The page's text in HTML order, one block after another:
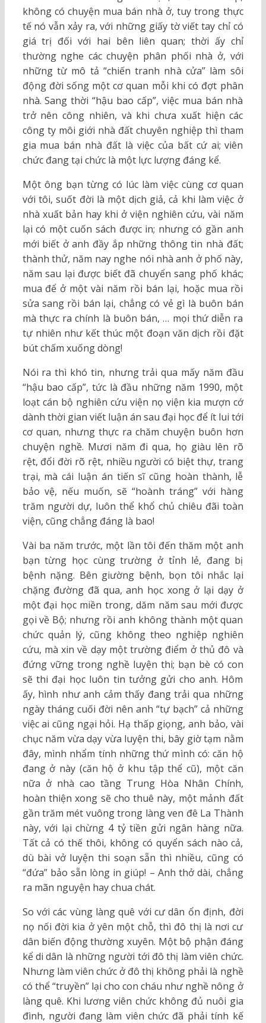
không có chuyện mua bán nhà ở, tuy trong thực
tế nó vẫn xảy ra, với những giấy tờ viết tay chỉ có
giá trị đối với hai bên liên quan; thời ấy chỉ
thường nghe các chuyện phân phối nhà ở, với
những từ mô tả “chiến tranh nhà cửa” làm sôi
động đời sống một cơ quan mỗi khi có đợt phân
nhà. Sang thời “hậu bao cấp”, việc mua bán nhà
trở nên công nhiên, và khi chưa xuất hiện các
công ty môi giới nhà đất chuyên nghiệp thì tham
gia mua bán nhà đất là việc của bất cứ ai; viên
chức đang tại chức là một lực lượng đáng kể.
Một ông bạn từng có lúc làm việc cùng cơ quan
với tôi, suốt đời là một dịch giả, cả khi làm việc ở
nhà xuất bản hay khi ở viện nghiên cứu, vài năm
lại có một cuốn sách được in; nhưng có gần anh
mới biết ở anh đầy ắp những thông tin nhà đất;
thành thử, năm nay nghe nói nhà anh ở phố này,
năm sau lại được biết đã chuyển sang phố khác;
mua để ở một vài năm rồi bán lại, hoặc mua rồi
sửa sang rồi bán lại, chẳng có vẻ gì là buôn bán
mà thực ra chính là buôn bán, … mọi thứ diễn ra
tự nhiên như kết thúc một đoạn văn dịch rồi đặt
bút chấm xuống dòng!
Nói ra thì khó tin, nhưng trải qua mấy năm đầu
“hậu bao cấp”, tức là đầu những năm 1990, một
loạt cán bộ nghiên cứu viện nọ viện kia mượn cớ
dành thời gian viết luận án sau đại học để ít lui tới
cơ quan, nhưng thực ra chăm chuyện buôn hơn
chuyện nghề. Mươi năm đi qua, họ giàu lên rõ
rệt, đổi đời rõ rệt, nhiều người có biệt thự, trang
trại, mà cái luận án tiến sĩ cũng hoàn thành, lễ
bảo vệ, nếu muốn, sẽ “hoành tráng” với hàng
trăm người dự, luôn thể khổ chủ chiêu đãi toàn
viện, cũng chẳng đáng là bao!
Vài ba năm trước, một lần tôi đến thăm một anh
bạn từng học cùng trường ở tỉnh lẻ, đang bị
bệnh nặng. Bên giường bệnh, bọn tôi nhắc lại
chặng đường đã qua, anh học xong ở lại dạy ở
một đại học miền trong, dăm năm sau mới được
gọi về Bộ; nhưng rồi anh không thành một quan
chức quản lý, cũng không theo nghiệp nghiên
cứu, mà xin về dạy một trường điểm ở thủ đô và
đứng vững trong nghề luyện thi; bạn bè có con
sẽ thi đại học luôn tin tưởng gửi cho anh. Hôm
ấy, hình như anh cảm thấy đang trải qua những
ngày tháng cuối đời nên anh “tự bạch” cả những
việc ai cũng ngại hỏi. Hạ thấp giọng, anh bảo, vài
chục năm vừa dạy vừa luyện thi, bây giờ tạm nằm
đây, mình nhẩm tính những thứ mình có: căn hộ
đang ở này (căn hộ ở khu tập thể cũ), một căn
nữa ở nhà cao tầng Trung Hòa Nhân Chính,
hoàn thiện xong sẽ cho thuê này, một mảnh đất
gần trăm mét vuông trong làng ven đê La Thành
này, với lại chừng 4 tỷ tiền gửi ngân hàng nữa.
Tất cả có thế thôi, không có quyển sách nào cả,
dù bài vở luyện thi soạn sẵn thì nhiều, cũng có
“đứa” bảo sẵn lòng in giúp! – Anh thở dài, chẳng
ra mãn nguyện hay chua chát.
So với các vùng làng quê với cư dân ổn định, đời
nọ nối đời kia ở yên một chỗ, thì đô thị là nơi cư
dân biến động thường xuyên. Một bộ phận đáng
kể di dân là những người tới đô thị làm viên chức.
Nhưng làm viên chức ở đô thị không phải là nghề
có thể “truyền” lại cho con cháu như nghề nông ở
làng quê. Khi lương viên chức không đủ nuôi gia
đình, người đang làm viên chức đã phải tính kế